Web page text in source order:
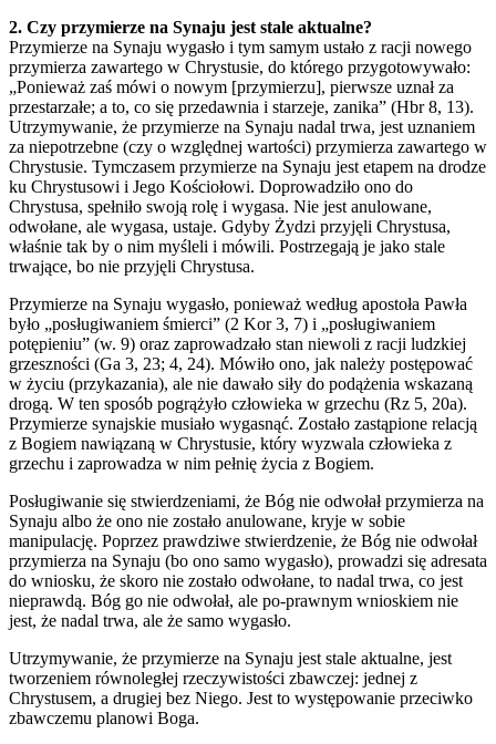
2. Czy przymierze na Synaju jest stale aktualne?
Przymierze na Synaju wygasło i tym samym ustało z racji nowego
przymierza zawartego w Chrystusie, do którego przygotowywało:
„Ponieważ zaś mówi o nowym [przymierzu], pierwsze uznał za
przestarzałe; a to, co się przedawnia i starzeje, zanika” (Hbr 8, 13).
Utrzymywanie, że przymierze na Synaju nadal trwa, jest uznaniem
za niepotrzebne (czy o względnej wartości) przymierza zawartego w
Chrystusie. Tymczasem przymierze na Synaju jest etapem na drodze
ku Chrystusowi i Jego Kościołowi. Doprowadziło ono do
Chrystusa, spełniło swoją rolę i wygasa. Nie jest anulowane,
odwołane, ale wygasa, ustaje. Gdyby Żydzi przyjęli Chrystusa,
właśnie tak by o nim myśleli i mówili. Postrzegają je jako stale
trwające, bo nie przyjęli Chrystusa.
Przymierze na Synaju wygasło, ponieważ według apostoła Pawła
było „posługiwaniem śmierci” (2 Kor 3, 7) i „posługiwaniem
potępieniu” (w. 9) oraz zaprowadzało stan niewoli z racji ludzkiej
grzeszności (Ga 3, 23; 4, 24). Mówiło ono, jak należy postępować
w życiu (przykazania), ale nie dawało siły do podążenia wskazaną
drogą. W ten sposób pogrążyło człowieka w grzechu (Rz 5, 20a).
Przymierze synajskie musiało wygasnąć. Zostało zastąpione relacją
z Bogiem nawiązaną w Chrystusie, który wyzwala człowieka z
grzechu i zaprowadza w nim pełnię życia z Bogiem.
Posługiwanie się stwierdzeniami, że Bóg nie odwołał przymierza na
Synaju albo że ono nie zostało anulowane, kryje w sobie
manipulację. Poprzez prawdziwe stwierdzenie, że Bóg nie odwołał
przymierza na Synaju (bo ono samo wygasło), prowadzi się adresata
do wniosku, że skoro nie zostało odwołane, to nadal trwa, co jest
nieprawdą. Bóg go nie odwołał, ale po-prawnym wnioskiem nie
jest, że nadal trwa, ale że samo wygasło.
Utrzymywanie, że przymierze na Synaju jest stale aktualne, jest
tworzeniem równoległej rzeczywistości zbawczej: jednej z
Chrystusem, a drugiej bez Niego. Jest to występowanie przeciwko
zbawczemu planowi Boga.